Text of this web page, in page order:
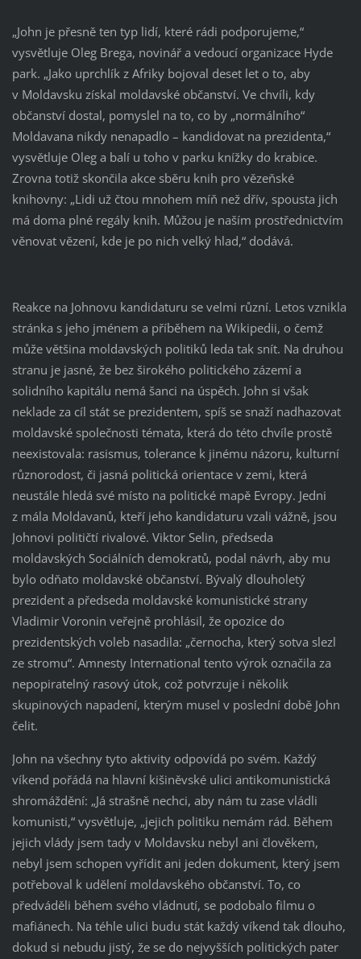
„John je přesně ten typ lidí, které rádi podporujeme,“
vysvětluje Oleg Brega, novinář a vedoucí organizace Hyde
park. „Jako uprchlík z Afriky bojoval deset let o to, aby
v Moldavsku získal moldavské občanství. Ve chvíli, kdy
občanství dostal, pomyslel na to, co by „normálního“
Moldavana nikdy nenapadlo – kandidovat na prezidenta,“
vysvětluje Oleg a balí u toho v parku knížky do krabice.
Zrovna totiž skončila akce sběru knih pro vězeňské
knihovny: „Lidi už čtou mnohem míň než dřív, spousta jich
má doma plné regály knih. Můžou je naším prostřednictvím
věnovat vězení, kde je po nich velký hlad,“ dodává.
Reakce na Johnovu kandidaturu se velmi různí. Letos vznikla
stránka s jeho jménem a příběhem na Wikipedii, o čemž
může většina moldavských politiků leda tak snít. Na druhou
stranu je jasné, že bez širokého politického zázemí a
solidního kapitálu nemá šanci na úspěch. John si však
neklade za cíl stát se prezidentem, spíš se snaží nadhazovat
moldavské společnosti témata, která do této chvíle prostě
neexistovala: rasismus, tolerance k jinému názoru, kulturní
různorodost, či jasná politická orientace v zemi, která
neustále hledá své místo na politické mapě Evropy. Jedni
z mála Moldavanů, kteří jeho kandidaturu vzali vážně, jsou
Johnovi političtí rivalové. Viktor Selin, předseda
moldavských Sociálních demokratů, podal návrh, aby mu
bylo odňato moldavské občanství. Bývalý dlouholetý
prezident a předseda moldavské komunistické strany
Vladimir Voronin veřejně prohlásil, že opozice do
prezidentských voleb nasadila: „černocha, který sotva slezl
ze stromu“. Amnesty International tento výrok označila za
nepopiratelný rasový útok, což potvrzuje i několik
skupinových napadení, kterým musel v poslední době John
čelit.
John na všechny tyto aktivity odpovídá po svém. Každý
víkend pořádá na hlavní kišiněvské ulici antikomunistická
shromáždění: „Já strašně nechci, aby nám tu zase vládli
komunisti,“ vysvětluje, „jejich politiku nemám rád. Během
jejich vlády jsem tady v Moldavsku nebyl ani člověkem,
nebyl jsem schopen vyřídit ani jeden dokument, který jsem
potřeboval k udělení moldavského občanství. To, co
předváděli během svého vládnutí, se podobalo filmu o
mafiánech. Na téhle ulici budu stát každý víkend tak dlouho,
dokud si nebudu jistý, že se do nejvyšších politických pater